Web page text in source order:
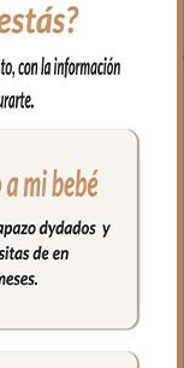
limpiar por dentro
secado al natural.
con un bolsillo